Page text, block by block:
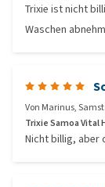
Trixie ist nicht
Waschen
Von Marinus,
Trixie Samoa Vital
Nicht billig, aber